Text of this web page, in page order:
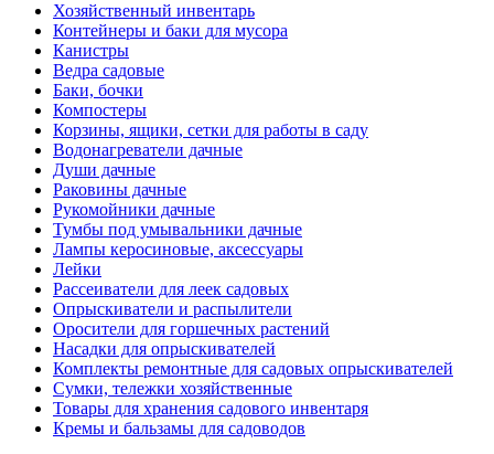
Хозяйственный инвентарь
Контейнеры и баки для мусора
Канистры
Ведра садовые
Баки, бочки
Компостеры
Корзины, ящики, сетки для работы в саду
Водонагреватели дачные
Души дачные
Раковины дачные
Рукомойники дачные
Тумбы под умывальники дачные
Лампы керосиновые, аксессуары
Лейки
Рассеиватели для леек садовых
Опрыскиватели и распылители
Оросители для горшечных растений
Насадки для опрыскивателей
Комплекты ремонтные для садовых опрыскивателей
Сумки, тележки хозяйственные
Товары для хранения садового инвентаря
Кремы и бальзамы для садоводов